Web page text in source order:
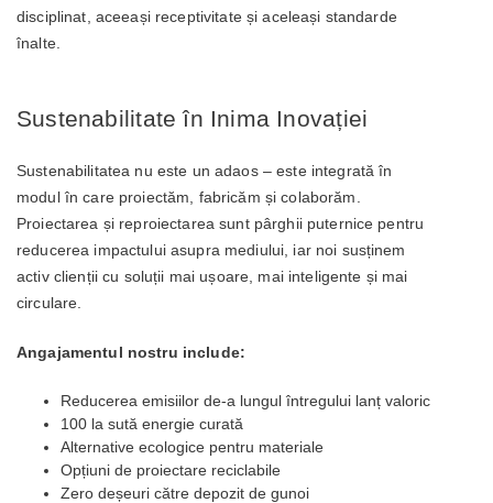
disciplinat, aceeași receptivitate și aceleași standarde
înalte.
Sustenabilitate în Inima Inovației
Sustenabilitatea nu este un adaos – este integrată în
modul în care proiectăm, fabricăm și colaborăm.
Proiectarea și reproiectarea sunt pârghii puternice pentru
reducerea impactului asupra mediului, iar noi susținem
activ clienții cu soluții mai ușoare, mai inteligente și mai
circulare.
Angajamentul nostru include:
Reducerea emisiilor de-a lungul întregului lanț valoric
100 la sută energie curată
Alternative ecologice pentru materiale
Opțiuni de proiectare reciclabile
Zero deșeuri către depozit de gunoi